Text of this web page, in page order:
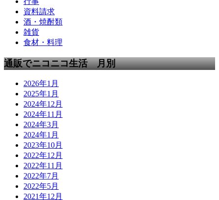
資料請求
酒・焼酎類
雑貨
食材・料理
通販でニコニコ生活 月別
2026年1月
2025年1月
2024年12月
2024年11月
2024年3月
2024年1月
2023年10月
2022年12月
2022年11月
2022年7月
2022年5月
2021年12月